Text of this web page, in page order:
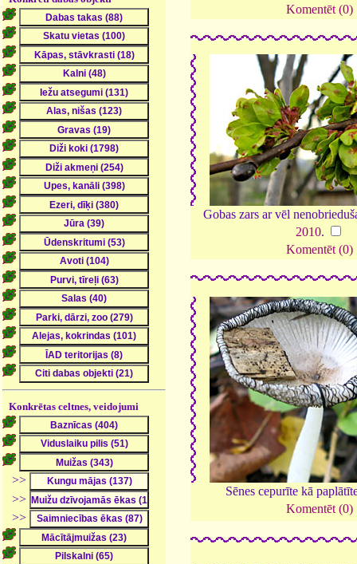
Konkrētas celtnes, veidojumi
>>
>>
>>
Komentēt (0)
Gobas zars ar vēl
2010.
Komentēt (0)
Sēnes cepurīte kā
Komentēt (0)